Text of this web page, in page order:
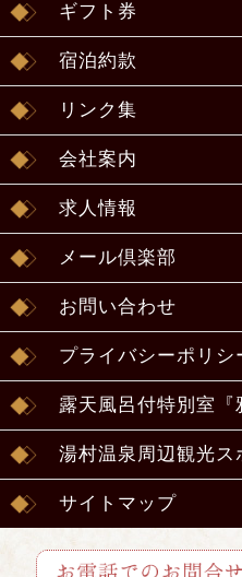
ギフト券
宿泊約款
リンク集
会社案内
求人情報
メール倶楽部
お問い合わせ
プライバシーポリシ
露天風呂付特別室『
湯村温泉周辺観光ス
サイトマップ